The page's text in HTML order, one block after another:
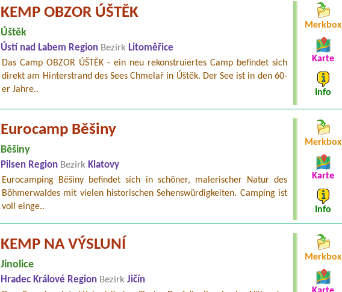
KEMP OBZOR ÚŠTĚK
Úštěk
Ústí nad Labem Region Bezirk Litoměřice
Das Camp OBZOR ÚŠTĚK - ein neu rekonstruiertes Camp befindet sich
direkt am Hinterstrand des Sees Chmelař in Úštěk. Der See ist in den 60-
er Jahre..
Merkbox
Karte
Info
Eurocamp Běšiny
Běšiny
Pilsen Region Bezirk Klatovy
Eurocamping Běšiny befindet sich in schöner, malerischer Natur des
Böhmerwaldes mit vielen historischen Sehenswürdigkeiten. Camping ist
voll einge..
Merkbox
Karte
Info
KEMP NA VÝSLUNÍ
Jinolice
Hradec Králové Region Bezirk Jičín
Merkbox